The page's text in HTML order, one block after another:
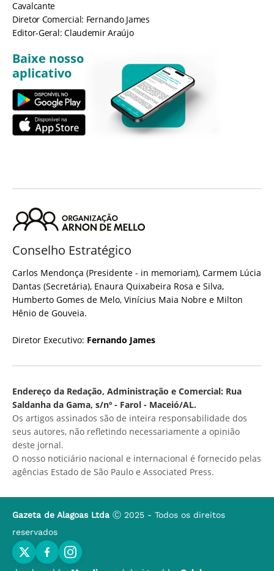
Cavalcante
Diretor Comercial: Fernando James
Editor-Geral: Claudemir Araújo
Baixe nosso
aplicativo
Conselho Estratégico
Carlos Mendonça (Presidente - in memoriam), Carmem Lúcia
Dantas (Secretária), Enaura Quixabeira Rosa e Silva,
Humberto Gomes de Melo, Vinícius Maia Nobre e Milton
Hênio de Gouveia.
Diretor Executivo: Fernando James
Endereço da Redação, Administração e Comercial: Rua
Saldanha da Gama, s/nº - Farol - Maceió/AL.
Os artigos assinados são de inteira responsabilidade dos
seus autores, não refletindo necessariamente a opinião
deste jornal.
O nosso noticiário nacional e internacional é fornecido pelas
agências Estado de São Paulo e Associated Press.
Gazeta de Alagoas Ltda Ⓒ 2025 - Todos os direitos
reservados